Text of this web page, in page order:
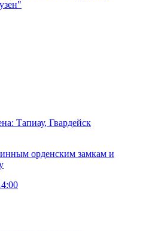
Тапиау, Гвардейск
орденским замкам и